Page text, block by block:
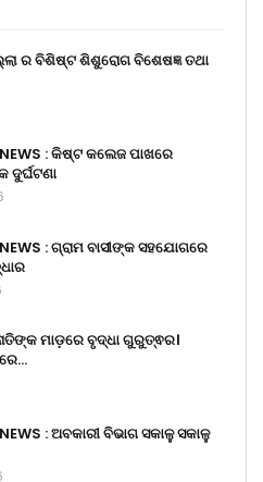
ର ବିଶିଷ୍ଟ ଶିଶୁରୋଗ ବିଶେଷଜ୍ଞ ତଥା
NEWS : କିଷ୍ଟ କଲେଜ ପାଖରେ
ଦୁର୍ଘଟଣା
: ଗ୍ରାମ ବାସୀଙ୍କ ସହଯୋଗରେ
ମାଡ଼ରେ ବୃଦ୍ଧା ଗୁରୁତ୍ଵର।
: ଅବକାରୀ ବିଭାଗ ସକାଳୁ ସକାଳୁ